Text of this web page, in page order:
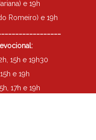
e 19h
Romeiro) e 19h
15h e 19h30
e 19h
17h e 19h